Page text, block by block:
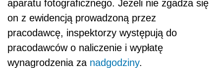
aparatu fotograficznego. Jeżeli nie zgadza się
on z ewidencją prowadzoną przez
pracodawcę, inspektorzy występują do
pracodawców o naliczenie i wypłatę
wynagrodzenia za nadgodziny.